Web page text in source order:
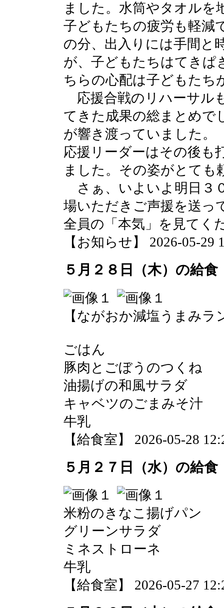
ました。水筒やタオルを
子どもたちの疲労も軽減
の分、出入りには手間と
が、子どもたちはてきぱ
ちらの心配は子どもたち
応援合戦のリハーサル
てきた成果の総まとめで
が響き渡っていました。
応援リーダーはその後も
ました。その姿がとても
さぁ、いよいよ明日３
場いただきご声援を送っ
全員の「本気」を見てく
【お知らせ】 2026-05-29
５月２８日（木）の給食
【ながおか減塩うまみラ
ごはん
豚肉とごぼうのつくね
油揚げの和風サラダ
キャベツのごまみそ汁
牛乳
【給食室】 2026-05-28
５月２７日（水）の給食
米粉のきなこ揚げパン
グリーンサラダ
ミネストローネ
牛乳
【給食室】 2026-05-27